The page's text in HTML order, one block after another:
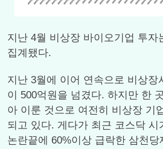
지난 4월 비상장 바이오기업 투자
집계됐다.
지난 3월에 이어 연속으로 비상장
이 500억원을 넘겼다. 하지만 한
아 이룬 것으로 여전히 비상장 기
되고 있다. 게다가 최근 코스닥 시
논란끝에 60%이상 급락한 삼천